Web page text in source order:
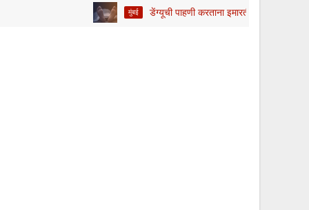
मुंबई डेंग्यूची पाहणी करताना इमारतीवरून तोल जाऊन BMC